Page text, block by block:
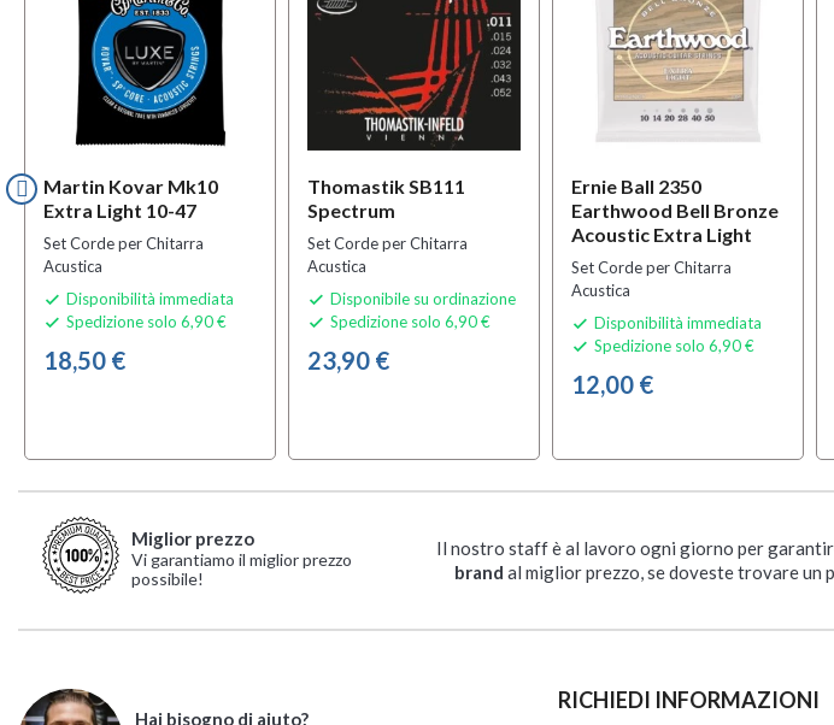
Martin Kovar Mk10
Extra Light 10-47
Set Corde per Chitarra
Acustica
 Disponibilità immediata
 Spedizione solo 6,90 €
18,50 €
Thomastik SB111
Spectrum
Set Corde per Chitarra
Acustica
 Disponibile su ordinazione
 Spedizione solo 6,90 €
23,90 €
Ernie Ball 2350
Earthwood Bell Bronze
Acoustic Extra Light
Set Corde per Chitarra
Acustica
 Disponibilità immediata
 Spedizione solo 6,90 €
12,00 €
Miglior prezzo
Vi garantiamo il miglior prezzo
possibile!
Il nostro staff è al lavoro ogni giorno per
brand al miglior prezzo, se doveste trovare un
Hai bisogno di aiuto?
RICHIEDI INFORMAZIONI